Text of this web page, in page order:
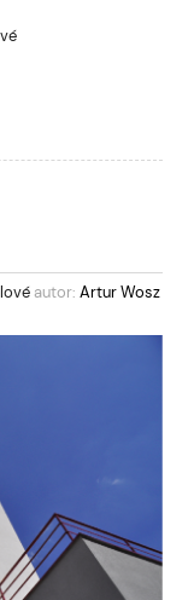
autor: Artur Wosz